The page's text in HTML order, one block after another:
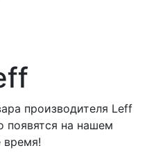
производителя Leff
появятся на нашем
время!